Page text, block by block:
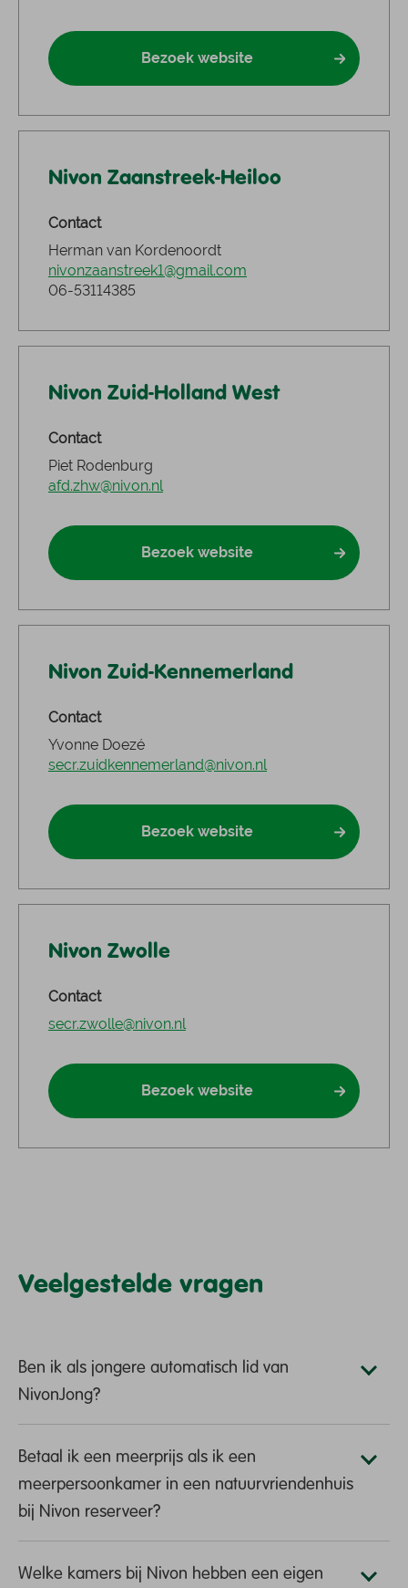
Bezoek website
Nivon Zaanstreek-Heiloo
Contact
Herman van Kordenoordt
nivonzaanstreek1@gmail.com
06-53114385
Nivon Zuid-Holland West
Contact
Piet Rodenburg
afd.zhw@nivon.nl
Bezoek website
Nivon Zuid-Kennemerland
Contact
Yvonne Doezé
secr.zuidkennemerland@nivon.nl
Bezoek website
Nivon Zwolle
Contact
secr.zwolle@nivon.nl
Bezoek website
Veelgestelde vragen
Ben ik als jongere automatisch lid van
NivonJong?
Betaal ik een meerprijs als ik een
meerpersoonkamer in een natuurvriendenhuis
bij Nivon reserveer?
Welke kamers bij Nivon hebben een eigen